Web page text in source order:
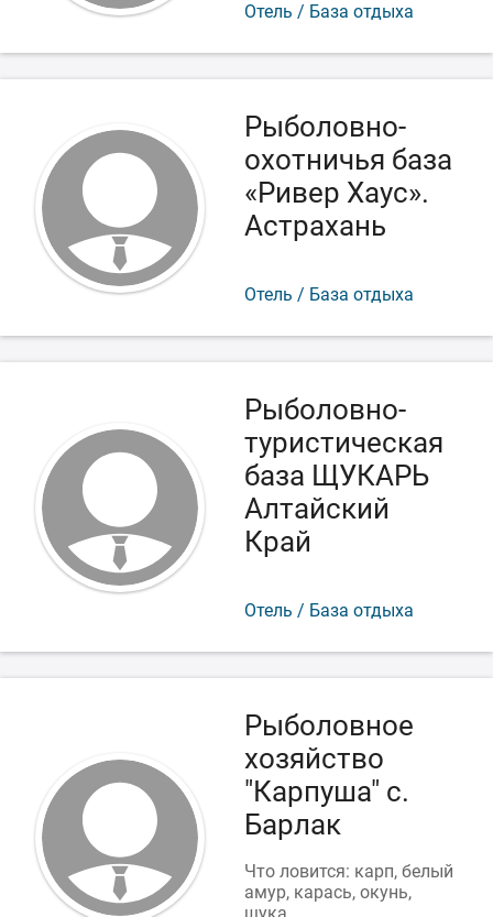
Отель / База отдыха
Рыболовно-
охотничья база
«Ривер Хаус».
Астрахань
Отель / База отдыха
Рыболовно-
туристическая
база ЩУКАРЬ
Алтайский
Край
Отель / База отдыха
Рыболовное
хозяйство
"Карпуша" с.
Барлак
Что ловится: карп, белый
амур, карась, окунь,